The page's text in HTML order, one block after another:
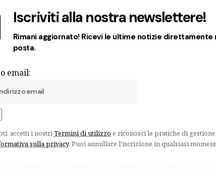
Iscriviti alla nostra newslettere!
Rimani aggiornato! Ricevi le ultime notizie direttamente
posta.
email:
accetti i nostriTermini di utilizzo e riconosci le pratiche di
sulla privacy. Puoi annullare l'iscrizione in qualsiasi